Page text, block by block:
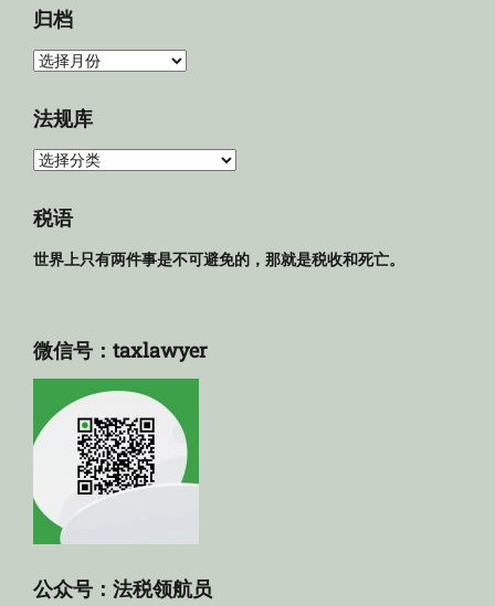
归档
归
法规库
法
库
税语
世界上只有两件事是不可避免的，那就是税收和死亡。
微信号：taxlawyer
公众号：法税领航员